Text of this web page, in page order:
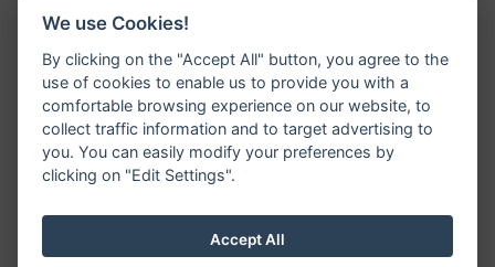
©1996 - 2026 Všechna práva vyhrazena serveru
zveřejňovaných informací a vyhrazuje si právo
We use Cookies!
By clicking on the "Accept All" button, you agree to the
use of cookies to enable us to provide you with a
comfortable browsing experience on our website, to
collect traffic information and to target advertising to
you. You can easily modify your preferences by
clicking on "Edit Settings".
Accept All